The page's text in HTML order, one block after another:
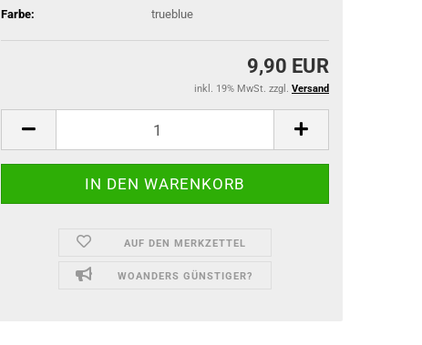
Farbe:
trueblue
9,90 EUR
inkl. 19% MwSt. zzgl. Versand
AUF DEN MERKZETTEL
WOANDERS GÜNSTIGER?